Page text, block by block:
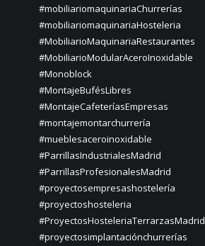
#mobiliariomaquinariaChurrerías
#mobiliariomaquinariaHosteleria
#MobiliarioMaquinariaRestaurantes
#MobiliarioModularAceroInoxidable
#Monoblock
#MontajeBufésLibres
#MontajeCafeteríasEmpresas
#montajemontarchurrería
#mueblesaceroinoxidable
#ParrillasIndustrialesMadrid
#ParrillasProfesionalesMadrid
#proyectosempresashostelería
#proyectoshosteleria
#ProyectosHosteleriaTerrarzasMadrid
#proyectosimplantaciónchurrerías